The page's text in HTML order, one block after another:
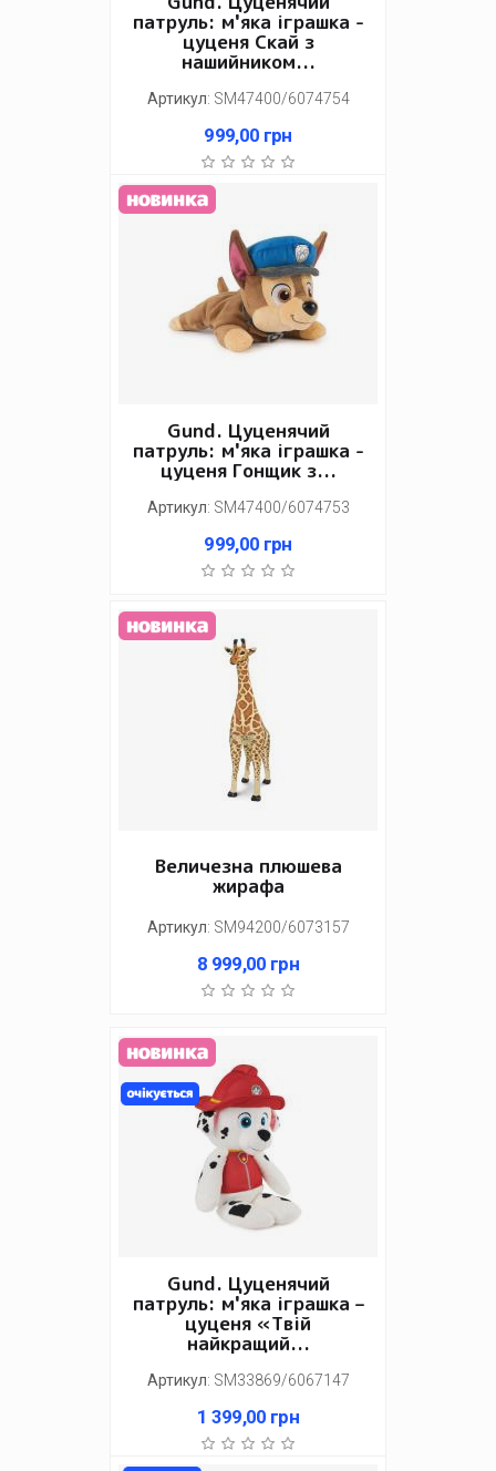
патруль: м'яка іграшка -
цуценя Скай з
нашийником...
Артикул: SM47400/6074754
999,00 грн
Gund. Цуценячий
патруль: м'яка іграшка -
цуценя Гонщик з...
Артикул: SM47400/6074753
999,00 грн
Величезна плюшева
жирафа
Артикул: SM94200/6073157
8 999,00 грн
Gund. Цуценячий
патруль: м'яка іграшка –
цуценя «Твій
найкращий...
Артикул: SM33869/6067147
1 399,00 грн